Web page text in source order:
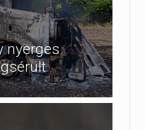
nyerges